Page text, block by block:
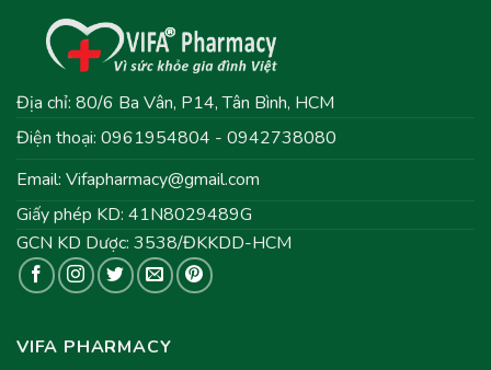
Địa chỉ: 80/6 Ba Vân, P14, Tân Bình, HCM
Điện thoại: 0961954804 - 0942738080
Email: Vifapharmacy@gmail.com
Giấy phép KD: 41N8029489G
GCN KD Dược: 3538/ĐKKDD-HCM
VIFA PHARMACY